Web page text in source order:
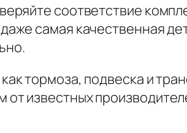
соответствие
самая качественная
тормоза, подвеска и
от известных